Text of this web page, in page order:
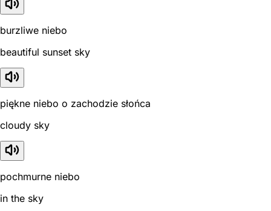
burzliwe niebo
beautiful sunset sky
piękne niebo o zachodzie słońca
cloudy sky
pochmurne niebo
in the sky